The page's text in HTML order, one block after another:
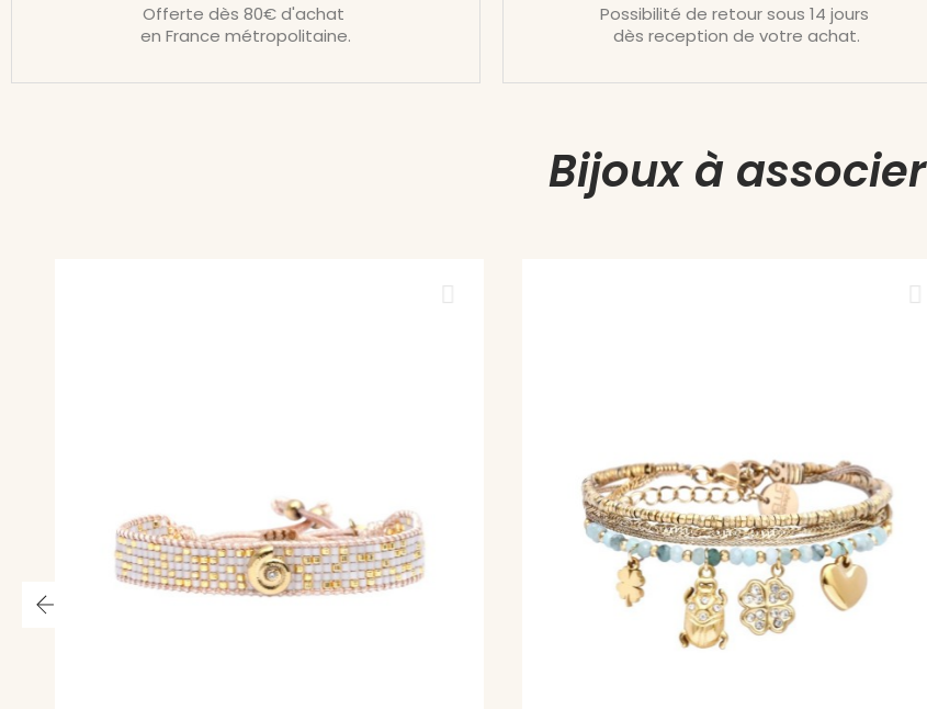
Offerte dès 80€ d'achat
en France métropolitaine.
Possibilité de retour sous 14 jours
dès reception de votre achat.
Bijoux à associer